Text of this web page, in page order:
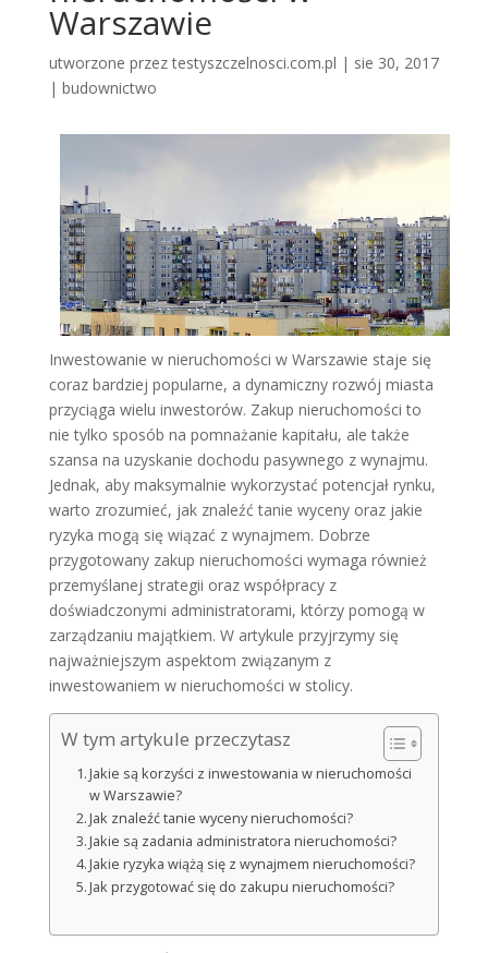
Warszawie
utworzone przeztestyszczelnosci.com.pl | sie 30, 2017
| budownictwo
Inwestowanie w nieruchomości w Warszawie staje się
coraz bardziej popularne, a dynamiczny rozwój miasta
przyciąga wielu inwestorów. Zakup nieruchomości to
nie tylko sposób na pomnażanie kapitału, ale także
szansa na uzyskanie dochodu pasywnego z wynajmu.
Jednak, aby maksymalnie wykorzystać potencjał rynku,
warto zrozumieć, jak znaleźć tanie wyceny oraz jakie
ryzyka mogą się wiązać z wynajmem. Dobrze
przygotowany zakup nieruchomości wymaga również
przemyślanej strategii oraz współpracy z
doświadczonymi administratorami, którzy pomogą w
zarządzaniu majątkiem. W artykule przyjrzymy się
najważniejszym aspektom związanym z
inwestowaniem w nieruchomości w stolicy.
W tym artykule przeczytasz
Jakie są korzyści z inwestowania w nieruchomości
w Warszawie?
Jak znaleźć tanie wyceny nieruchomości?
Jakie są zadania administratora nieruchomości?
Jakie ryzyka wiążą się z wynajmem nieruchomości?
Jak przygotować się do zakupu nieruchomości?